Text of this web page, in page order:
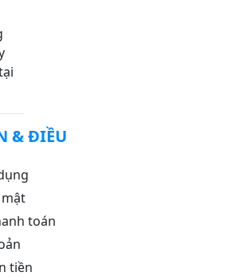
& ĐIỀU
toán
tiền